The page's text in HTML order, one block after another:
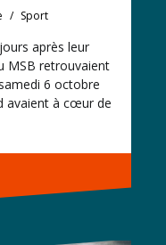
Sport
après leur
MSB retrouvaient
6 octobre
avaient à cœur de